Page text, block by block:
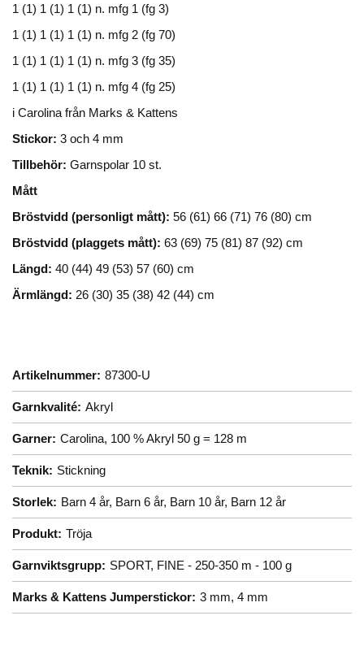
1 (1) 1 (1) 1 (1) n. mfg 1 (fg 3)
1 (1) 1 (1) 1 (1) n. mfg 2 (fg 70)
1 (1) 1 (1) 1 (1) n. mfg 3 (fg 35)
1 (1) 1 (1) 1 (1) n. mfg 4 (fg 25)
i Carolina från Marks & Kattens
Stickor: 3 och 4 mm
Tillbehör: Garnspolar 10 st.
Mått
Bröstvidd (personligt mått): 56 (61) 66 (71) 76 (80) cm
Bröstvidd (plaggets mått): 63 (69) 75 (81) 87 (92) cm
Längd: 40 (44) 49 (53) 57 (60) cm
Ärmlängd: 26 (30) 35 (38) 42 (44) cm
Artikelnummer: 87300-U
Garnkvalité: Akryl
Garner: Carolina, 100 % Akryl 50 g = 128 m
Teknik: Stickning
Storlek: Barn 4 år, Barn 6 år, Barn 10 år, Barn 12 år
Produkt: Tröja
Garnviktsgrupp: SPORT, FINE - 250-350 m - 100 g
Marks & Kattens Jumperstickor: 3 mm, 4 mm